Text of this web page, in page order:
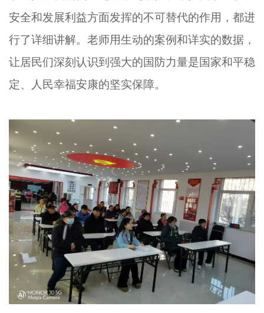
安全和发展利益方面发挥的不可替代的作用，都进
行了详细讲解。老师用生动的案例和详实的数据，
让居民们深刻认识到强大的国防力量是国家和平稳
定、人民幸福安康的坚实保障。